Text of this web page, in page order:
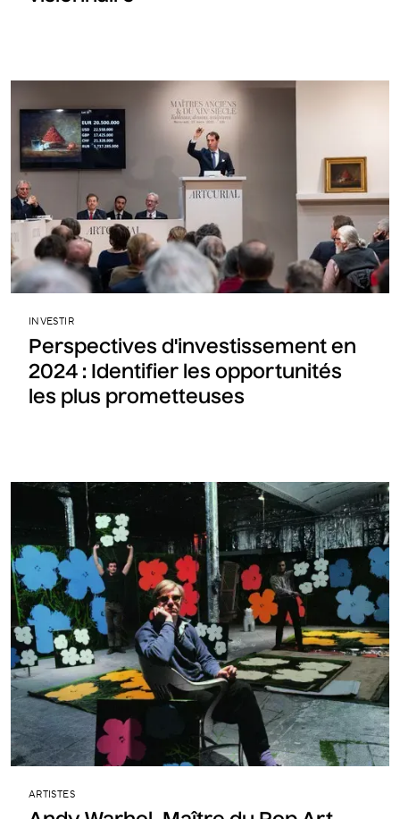
INVESTIR
Perspectives d'investissement en
2024 : Identifier les opportunités
les plus prometteuses
ARTISTES